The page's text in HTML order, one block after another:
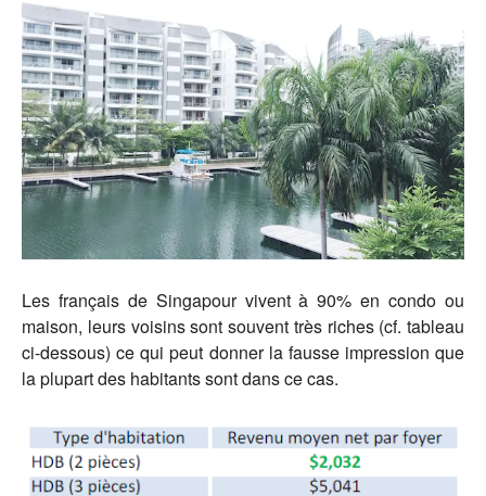
Les français de Singapour vivent à 90% en condo ou
maison, leurs voisins sont souvent très riches (cf. tableau
ci-dessous) ce qui peut donner la fausse impression que
la plupart des habitants sont dans ce cas.